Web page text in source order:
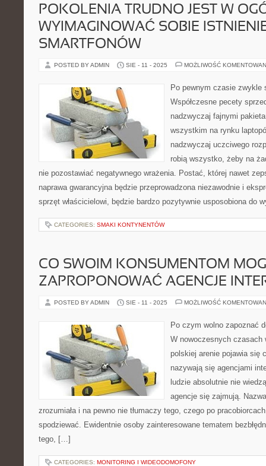
POKOLENIA TRUDNO JEST W
WYIMAGINOWAĆ SOBIE
SMARTFONÓW
POSTED BY ADMIN SIE - 11 - 2025 MOŻLIWOŚĆ
Po pewnym czasie zwykle
Współczesne pecety
nadzwyczaj fajnymi
wszystkim na rynku
nadzwyczaj uczciwego
robią wszystko, żeby na
nie pozostawiać negatywnego wrażenia. Postać, której nawet
naprawa gwarancyjna będzie przeprowadzona niezawodnie i
sprzęt właścicielowi, będzie bardzo pozytywnie usposobiona do
CATEGORIES: SMAKI KONTYNENTÓW
CO SWOIM KONSUMENTOM
ZAPROPONOWAĆ AGENCJE
POSTED BY ADMIN SIE - 11 - 2025 MOŻLIWOŚĆ
Po czym wolno zapoznać
W nowoczesnych czasach
polskiej arenie pojawia się
nazywają się agencjami
ludzie absolutnie nie
agencje się zajmują.
zrozumiała i na pewno nie tłumaczy tego, czego po
spodziewać. Ewidentnie osoby zainteresowane tematem
tego, […]
CATEGORIES: MONITORING I WIDEODOMOFONY